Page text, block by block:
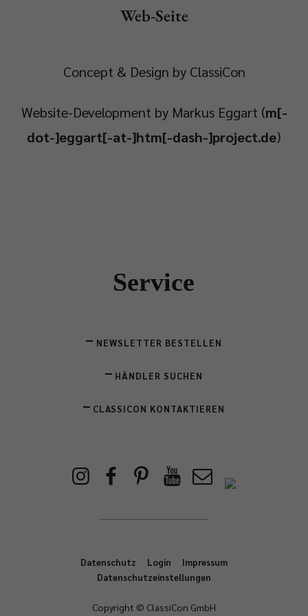
Web-Seite
Concept & Design by ClassiCon
Website-Development by Markus Eggart (m[-
dot-]eggart[-at-]htm[-dash-]project.de)
Service
NEWSLETTER BESTELLEN
HÄNDLER SUCHEN
CLASSICON KONTAKTIEREN
Datenschutz Login
Impressum
Datenschutzeinstellungen
Copyright © ClassiCon GmbH